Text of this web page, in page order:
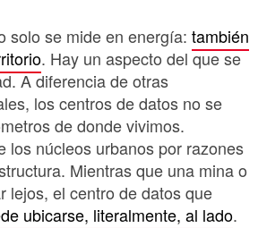
solo se mide en energía: también
. Hay un aspecto del que se
A diferencia de otras
los centros de datos no se
de donde vivimos.
los núcleos urbanos por razones
Mientras que una mina o
lejos, el centro de datos que
ubicarse, literalmente, al lado.